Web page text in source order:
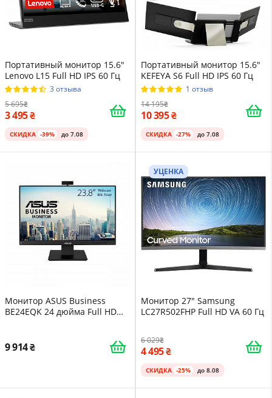
Портативный монитор 15.6"
Lenovo L15 Full HD IPS 60 Гц
3 отзыва
5 695
3 495
СКИДКА -39% до 7.08
Портативный монитор 15.6"
KEFEYA S6 Full HD IPS 60 Гц
1 отзыв
14 195
10 395
СКИДКА -27% до 7.08
Монитор ASUS Business
BE24EQK 24 дюйма Full HD
9 914
УЦЕНКА
Монитор 27" Samsung
LC27R502FHP Full HD VA 60 Гц
6 029
4 495
СКИДКА -25% до 8.08